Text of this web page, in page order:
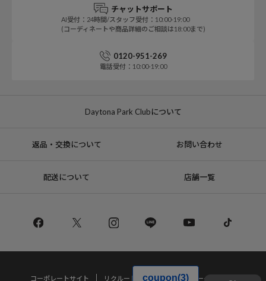
チャットサポート
AI受付：24時間/スタッフ受付：10:00-19:00
(コーディネートや商品詳細のご相談は18:00まで)
0120-951-269
電話受付：10:00-19:00
Daytona Park Clubについて
返品・交換について お問い合わせ
配送について 店舗一覧
コーポレートサイト リクルート サステナブルマークについて